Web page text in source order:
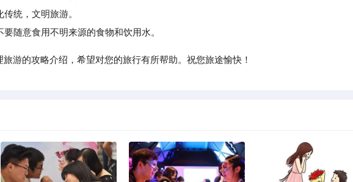
统，文明旅游。
意食用不明来源的食物和饮用水。
游的攻略介绍，希望对您的旅行有所帮助。祝您旅途愉快！